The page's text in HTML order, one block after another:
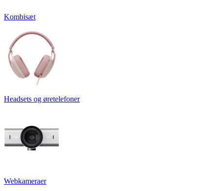
Kombisæt
Headsets og øretelefoner
Webkameraer